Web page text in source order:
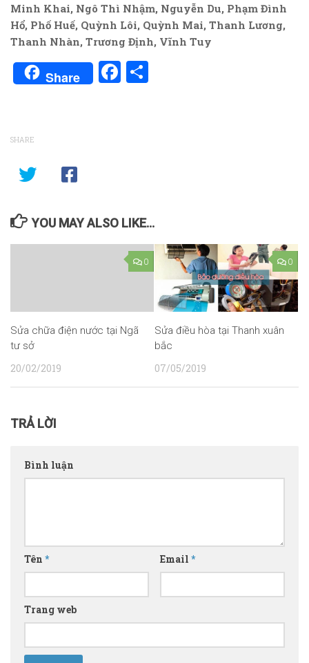
Minh Khai, Ngô Thì Nhậm, Nguyễn Du, Phạm Đình
Hổ, Phố Huế, Quỳnh Lôi, Quỳnh Mai, Thanh Lương,
Thanh Nhàn, Trương Định, Vĩnh Tuy
Share Facebook
SHARE
YOU MAY ALSO LIKE...
0
Sửa chữa điện nước tại Ngã
tư sở
20/02/2019
0
Sửa điều hòa tại Thanh xuân
bắc
07/05/2019
TRẢ LỜI
Bình luận
Tên * Email *
Trang web